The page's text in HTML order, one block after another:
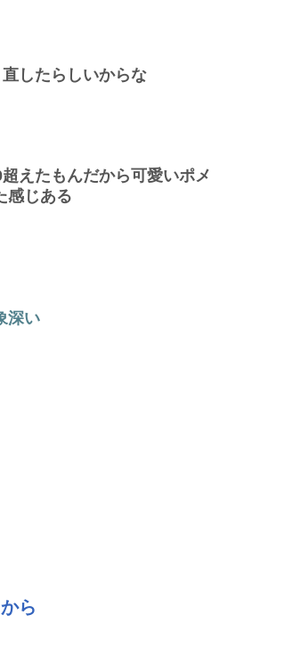
したらしいからな
えたもんだから可愛いポメ
感じある
深い
ら